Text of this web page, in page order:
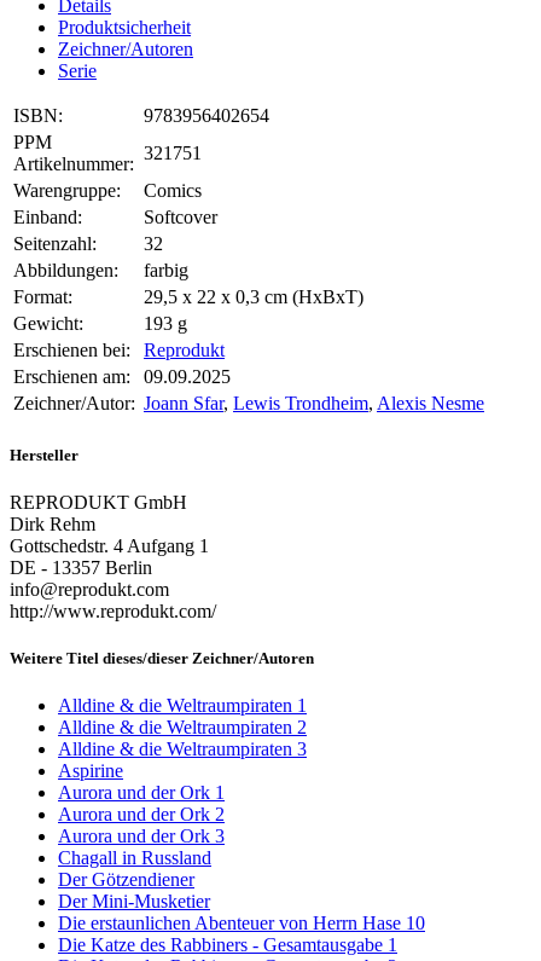
Details
Produktsicherheit
Zeichner/Autoren
Serie
ISBN:
9783956402654
PPM
Artikelnummer:
321751
Warengruppe:
Comics
Einband:
Softcover
Seitenzahl:
32
Abbildungen:
farbig
Format:
29,5 x 22 x 0,3 cm (HxBxT)
Gewicht:
193 g
Erschienen bei:
Reprodukt
Erschienen am:
09.09.2025
Zeichner/Autor: Joann Sfar, Lewis Trondheim, Alexis Nesme
Hersteller
REPRODUKT GmbH
Dirk Rehm
Gottschedstr. 4 Aufgang 1
DE - 13357 Berlin
info@reprodukt.com
http://www.reprodukt.com/
Weitere Titel dieses/dieser Zeichner/Autoren
Alldine & die Weltraumpiraten 1
Alldine & die Weltraumpiraten 2
Alldine & die Weltraumpiraten 3
Aspirine
Aurora und der Ork 1
Aurora und der Ork 2
Aurora und der Ork 3
Chagall in Russland
Der Götzendiener
Der Mini-Musketier
Die erstaunlichen Abenteuer von Herrn Hase 10
Die Katze des Rabbiners - Gesamtausgabe 1